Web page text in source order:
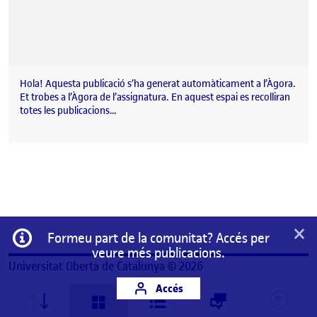
Hola! Aquesta publicació s’ha generat automàticament a l’Àgora.
Et trobes a l’Àgora de l’assignatura. En aquest espai es recolliran
totes les publicacions…
Informació
Formeu part de la comunitat? Accés per
veure més publicacions.
Accés
×
Universitat Oberta de Catalunya © 2026